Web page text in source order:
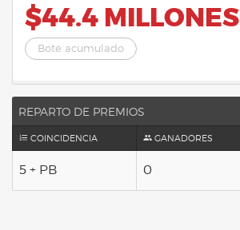
$44.4 MILLONES
Bote acumulado
REPARTO DE PREMIOS
COINCIDENCIA GANADORES
5 + PB 0